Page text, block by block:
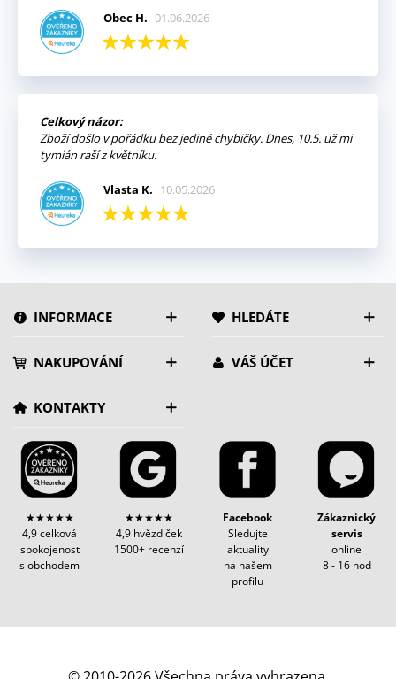
Obec H. 01.06.2026
Celkový názor:
Zboží došlo v pořádku bez jediné chybičky. Dnes, 10.5. už mi
tymián raší z květníku.
Vlasta K. 10.05.2026
INFORMACE HLEDÁTE
NAKUPOVÁNÍ VÁŠ ÚČET
KONTAKTY
★★★★★
4,9 celková
spokojenost
s obchodem
★★★★★
4,9 hvězdiček
1500+ recenzí
Facebook
Sledujte
aktuality
na našem
profilu
Zákaznický
servis
online
8 - 16 hod